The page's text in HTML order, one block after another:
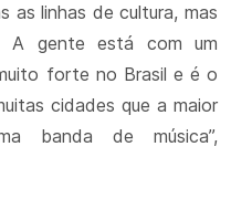
as linhas de cultura, mas
A gente está com um
forte no Brasil e é o
cidades que a maior
banda de música”,